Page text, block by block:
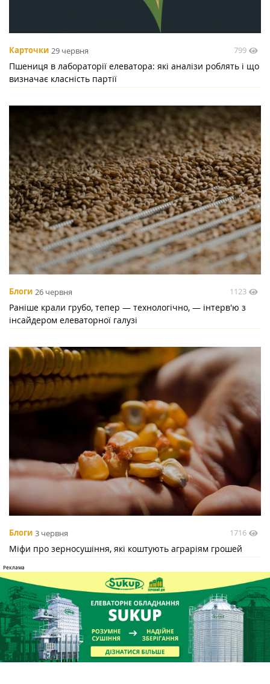
Карточки 29 червня 799
Пшениця в лабораторії елеватора: які аналізи роблять і що
визначає класність партії
Блоги 26 червня 1123
Раніше крали грубо, тепер — технологічно, — інтерв'ю з
інсайдером елеваторної галузі
Блоги 3 червня 1716
Міфи про зерносушіння, які коштують аграріям грошей